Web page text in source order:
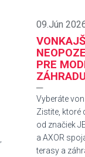
09.Jún
PRE
─
Vyberáte
Zistite, ktoré
od značiek
a AXOR
terasy a